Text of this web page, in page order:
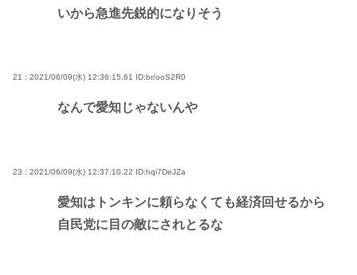
いから急進先鋭的になりそう
21 : 2021/06/09(水) 12:36:15.61 ID:br/ooS2R0
なんで愛知じゃないんや
23 : 2021/06/09(水) 12:37:10.22 ID:hqi7DeJZa
愛知はトンキンに頼らなくても経済回せるから
自民党に目の敵にされとるな